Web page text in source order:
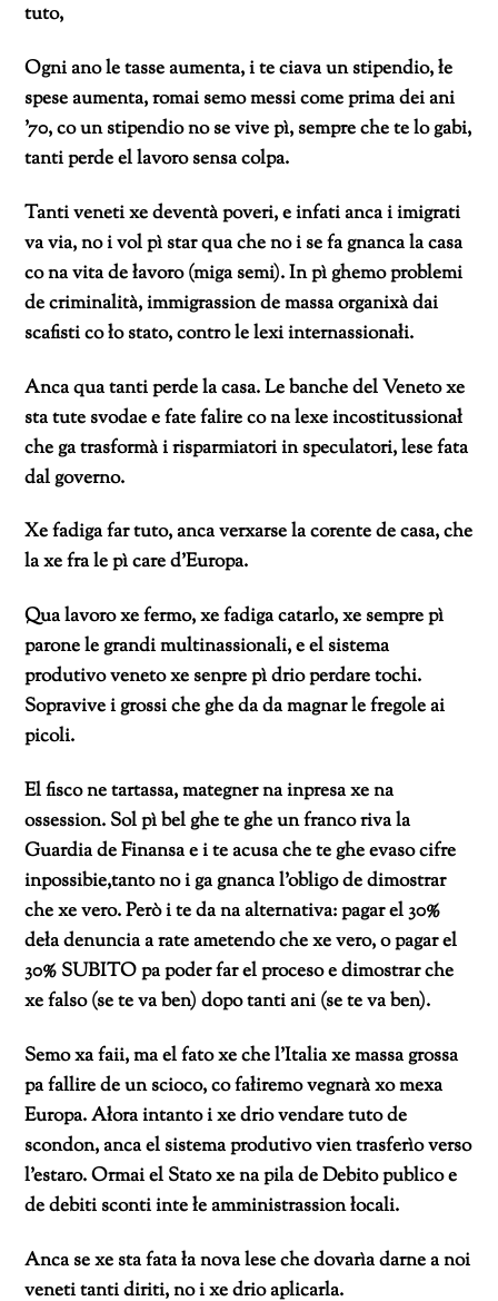
tuto,
Ogni ano le tasse aumenta, i te ciava un stipendio, łe
spese aumenta, romai semo messi come prima dei ani
’70, co un stipendio no se vive pì, sempre che te lo gabi,
tanti perde el lavoro sensa colpa.
Tanti veneti xe deventà poveri, e infati anca i imigrati
va via, no i vol pì star qua che no i se fa gnanca la casa
co na vita de łavoro (miga semi). In pì ghemo problemi
de criminalità, immigrassion de massa organixà dai
scafisti co ło stato, contro le lexi internassionałi.
Anca qua tanti perde la casa. Le banche del Veneto xe
sta tute svodae e fate falire co na lexe incostitussionał
che ga trasformà i risparmiatori in speculatori, lese fata
dal governo.
Xe fadiga far tuto, anca verxarse la corente de casa, che
la xe fra le pì care d’Europa.
Qua lavoro xe fermo, xe fadiga catarlo, xe sempre pì
parone le grandi multinassionali, e el sistema
produtivo veneto xe senpre pì drio perdare tochi.
Sopravive i grossi che ghe da da magnar le fregole ai
picoli.
El fisco ne tartassa, mategner na inpresa xe na
ossession. Sol pì bel ghe te ghe un franco riva la
Guardia de Finansa e i te acusa che te ghe evaso cifre
inpossibie,tanto no i ga gnanca l’obligo de dimostrar
che xe vero. Però i te da na alternativa: pagar el 30%
deła denuncia a rate ametendo che xe vero, o pagar el
30% SUBITO pa poder far el proceso e dimostrar che
xe falso (se te va ben) dopo tanti ani (se te va ben).
Semo xa faii, ma el fato xe che l’Italia xe massa grossa
pa fallire de un scioco, co fałiremo vegnarà xo mexa
Europa. Ałora intanto i xe drio vendare tuto de
scondon, anca el sistema produtivo vien trasferìo verso
l’estaro. Ormai el Stato xe na pila de Debito publico e
de debiti sconti inte łe amministrassion łocali.
Anca se xe sta fata ła nova lese che dovarìa darne a noi
veneti tanti diriti, no i xe drio aplicarla.